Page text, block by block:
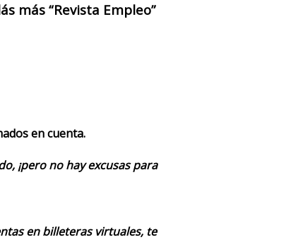
más “Revista Empleo”
en cuenta.
¡pero no hay excusas para
en billeteras virtuales, te